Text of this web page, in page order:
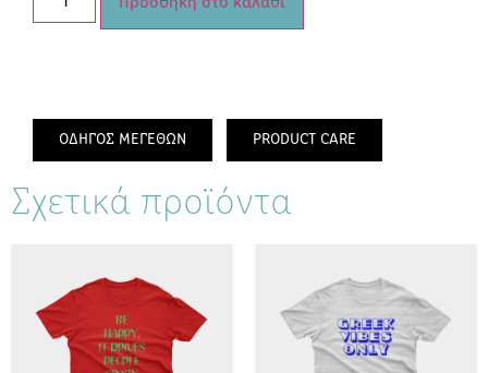
ΟΔΗΓΟΣ ΜΕΓΕΘΩΝ PRODUCT CARE
Σχετικά προϊόντα